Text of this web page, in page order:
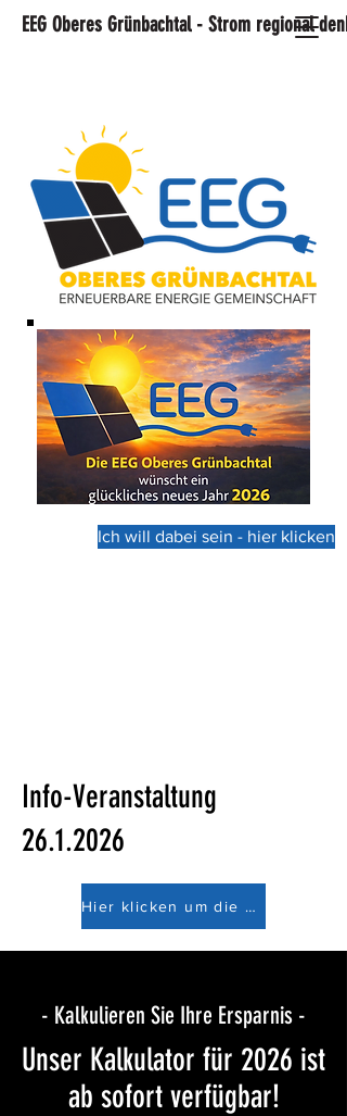
EEG Oberes Grünbachtal - Strom regional
Ich will dabei sein - hier klicken
Info-Veranstaltung
26.1.2026
Hier klicken um die Präsentation herunterzuladen
- Kalkulieren Sie Ihre Ersparnis -
Unser Kalkulator für 2026 ist
ab sofort verfügbar!